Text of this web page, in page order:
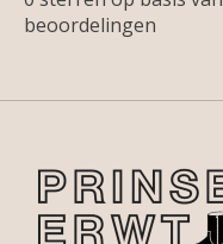
beoordelingen